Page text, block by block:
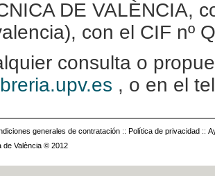
DE VALÈNCIA,
con el CIF nº
consulta o
, o en el
generales de contratación :: Política de privacidad ::
de València © 2012